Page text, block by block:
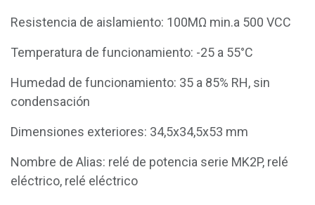
Resistencia de aislamiento: 100MΩ min.a 500 VCC
Temperatura de funcionamiento: -25 a 55°C
Humedad de funcionamiento: 35 a 85% RH, sin
condensación
Dimensiones exteriores: 34,5x34,5x53 mm
Nombre de Alias: relé de potencia serie MK2P, relé
eléctrico, relé eléctrico